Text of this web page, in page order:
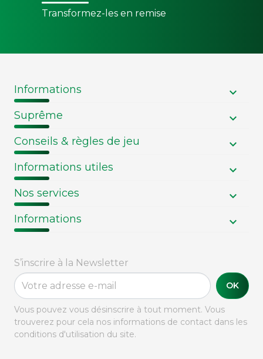
Transformez-les en remise
Informations
Suprême
Conseils & règles de jeu
Informations utiles
Nos services
Informations
S’inscrire à la Newsletter
OK
Vous pouvez vous désinscrire à tout moment. Vous
trouverez pour cela nos informations de contact dans les
conditions d'utilisation du site.